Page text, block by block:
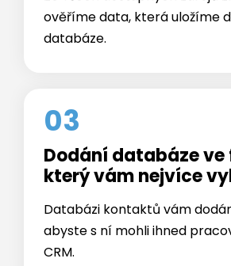
Dodání databáze ve
který vám nejvíce
Databázi kontaktů vám
abyste s ní mohli ihned
CRM.